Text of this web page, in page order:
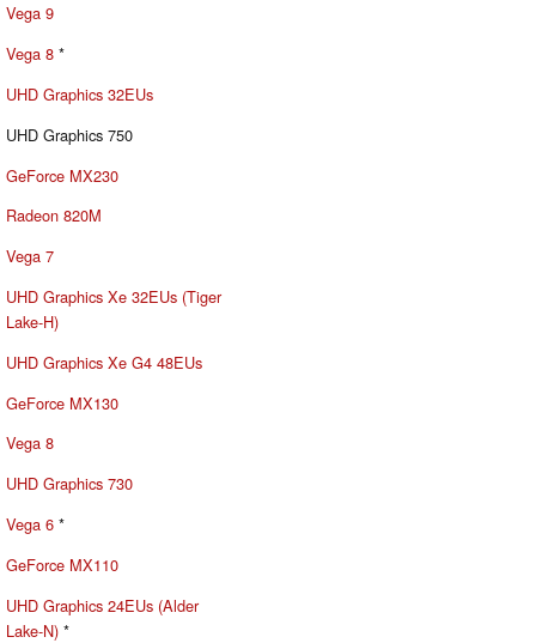
Vega 9
Vega 8 *
UHD Graphics 32EUs
UHD Graphics 750
GeForce MX230
Radeon 820M
Vega 7
UHD Graphics Xe 32EUs (Tiger
Lake-H)
UHD Graphics Xe G4 48EUs
GeForce MX130
Vega 8
UHD Graphics 730
Vega 6 *
GeForce MX110
UHD Graphics 24EUs (Alder
Lake-N) *